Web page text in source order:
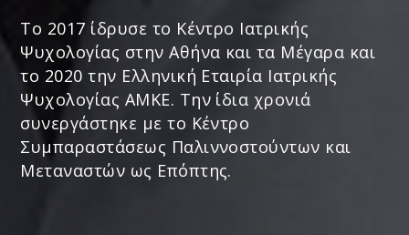
Το 2017 ίδρυσε το Κέντρο Ιατρικής
Ψυχολογίας στην Αθήνα και τα Μέγαρα και
το 2020 την Ελληνική Εταιρία Ιατρικής
Ψυχολογίας ΑΜΚΕ. Την ίδια χρονιά
συνεργάστηκε με το Κέντρο
Συμπαραστάσεως Παλιννοστούντων και
Μεταναστών ως Επόπτης.